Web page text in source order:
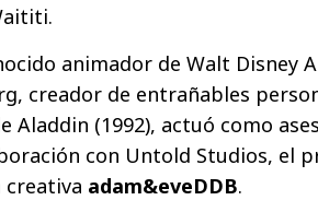
animador de Walt Disney
creador de entrañables
Aladdin (1992), actuó como
con Untold Studios, el
creativa adam&eveDDB.